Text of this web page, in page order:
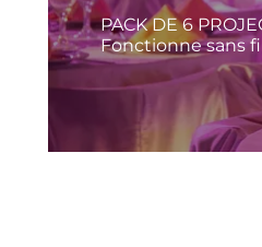
PACK DE 6
Fonctionne sans